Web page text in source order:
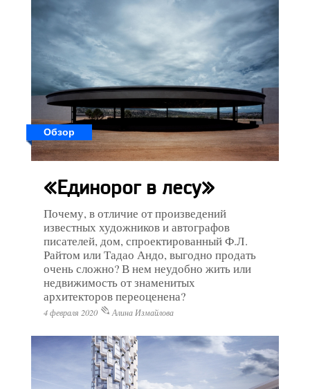
Обзор
«Единорог в лесу»
Почему, в отличие от произведений
известных художников и автографов
писателей, дом, спроектированный Ф.Л.
Райтом или Тадао Андо, выгодно продать
очень сложно? В нем неудобно жить или
недвижимость от знаменитых
архитекторов переоценена?
4 февраля 2020 Алина Измайлова